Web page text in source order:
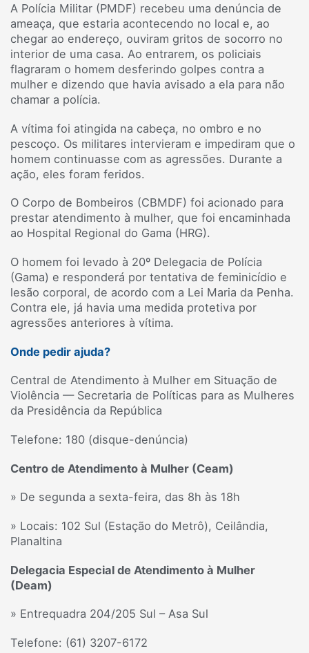
A Polícia Militar (PMDF) recebeu uma denúncia de
ameaça, que estaria acontecendo no local e, ao
chegar ao endereço, ouviram gritos de socorro no
interior de uma casa. Ao entrarem, os policiais
flagraram o homem desferindo golpes contra a
mulher e dizendo que havia avisado a ela para não
chamar a polícia.
A vítima foi atingida na cabeça, no ombro e no
pescoço. Os militares intervieram e impediram que o
homem continuasse com as agressões. Durante a
ação, eles foram feridos.
O Corpo de Bombeiros (CBMDF) foi acionado para
prestar atendimento à mulher, que foi encaminhada
ao Hospital Regional do Gama (HRG).
O homem foi levado à 20º Delegacia de Polícia
(Gama) e responderá por tentativa de feminicídio e
lesão corporal, de acordo com a Lei Maria da Penha.
Contra ele, já havia uma medida protetiva por
agressões anteriores à vítima.
Onde pedir ajuda?
Central de Atendimento à Mulher em Situação de
Violência — Secretaria de Políticas para as Mulheres
da Presidência da República
Telefone: 180 (disque-denúncia)
Centro de Atendimento à Mulher (Ceam)
» De segunda a sexta-feira, das 8h às 18h
» Locais: 102 Sul (Estação do Metrô), Ceilândia,
Planaltina
Delegacia Especial de Atendimento à Mulher
(Deam)
» Entrequadra 204/205 Sul – Asa Sul
Telefone: (61) 3207-6172